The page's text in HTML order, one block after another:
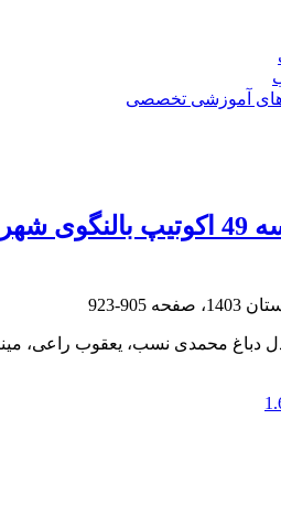
آموزشی تخصصی
905-923
دباغ محمدی نسب، یعقوب راعی، مینا